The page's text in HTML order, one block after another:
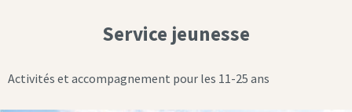
Service jeunesse
Activités et accompagnement pour les 11-25 ans